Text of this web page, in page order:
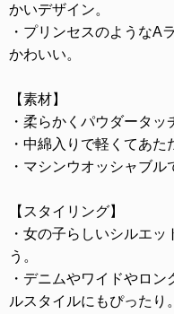
かいデザイン。
・プリンセスのようなA
かわいい。
【素材】
・柔らかくパウダータッ
・中綿入りで軽くてあた
・マシンウオッシャブル
【スタイリング】
・女の子らしいシルエ
う。
・デニムやワイドやロ
ルスタイルにもぴったり。